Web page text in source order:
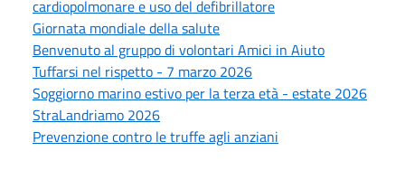
cardiopolmonare e uso del defibrillatore
Giornata mondiale della salute
Benvenuto al gruppo di volontari Amici in Aiuto
Tuffarsi nel rispetto - 7 marzo 2026
Soggiorno marino estivo per la terza età - estate 2026
StraLandriamo 2026
Prevenzione contro le truffe agli anziani